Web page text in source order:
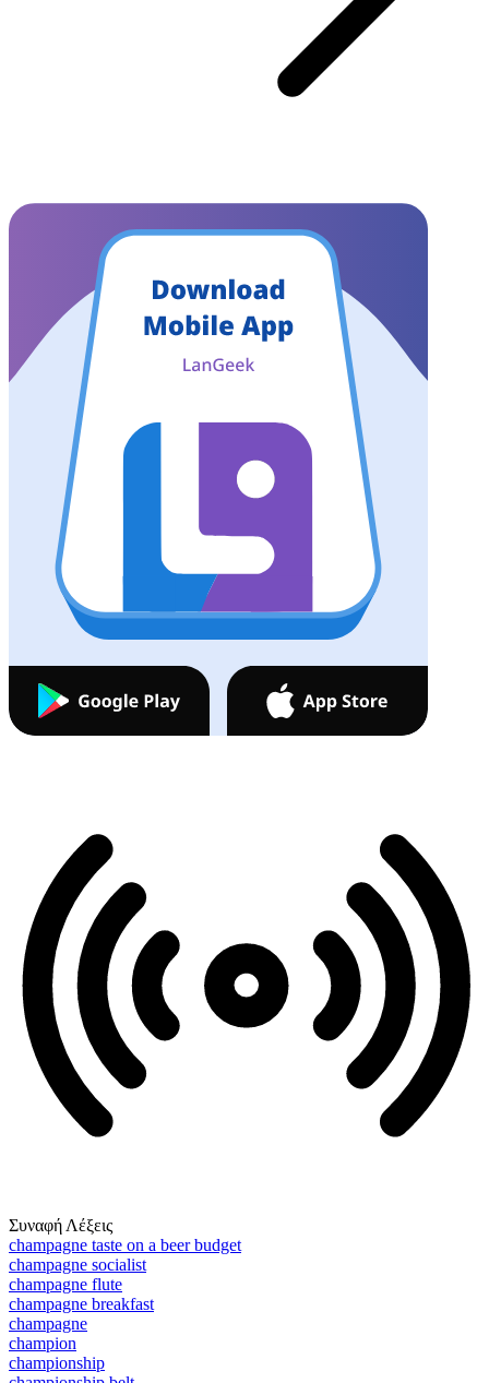
Συναφή Λέξεις
champagne taste on a beer budget
champagne socialist
champagne flute
champagne breakfast
champagne
champion
championship